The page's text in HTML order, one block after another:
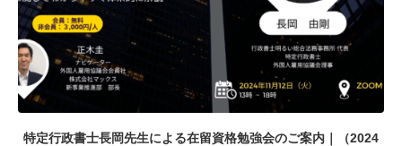
特定行政書士長岡先生による在留資格勉強会のご案内｜（2024